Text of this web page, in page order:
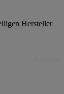
Hersteller